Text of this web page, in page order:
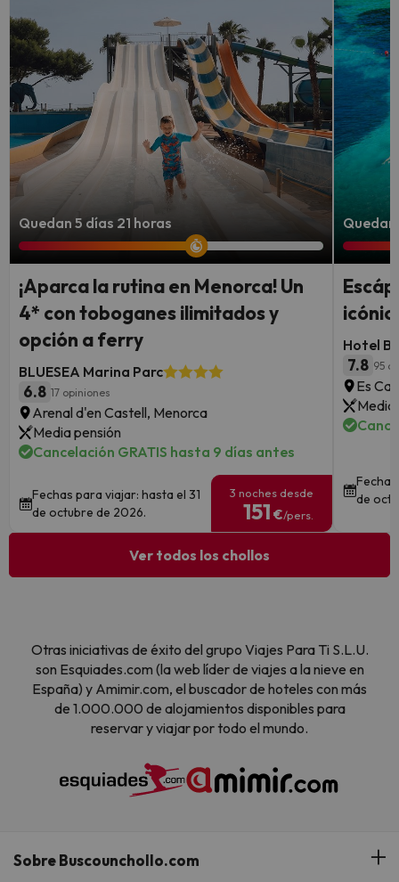
Quedan 5 días 21 horas
¡Aparca la rutina en Menorca! Un
4* con toboganes ilimitados y
opción a ferry
BLUESEA Marina Parc
6.8 17 opiniones
Arenal d'en Castell, Menorca
Media pensión
Cancelación GRATIS hasta 9 días antes
Fechas para viajar: hasta el 31
de octubre de 2026.
3 noches desde
151 €/pers.
Quedan
Hotel
7.8 95
Es
Media
de
Ver todos los chollos
Otras iniciativas de éxito del grupo Viajes Para Ti S.L.U.
son Esquiades.com (la web líder de viajes a la nieve en
España) y Amimir.com, el buscador de hoteles con más
de 1.000.000 de alojamientos disponibles para
reservar y viajar por todo el mundo.
Sobre Buscounchollo.com